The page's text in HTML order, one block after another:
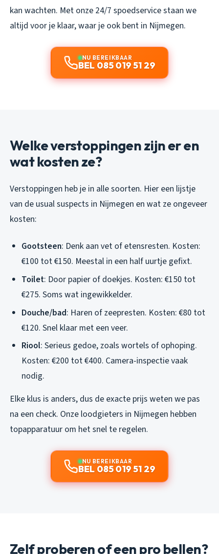
kan wachten. Met onze 24/7 spoedservice staan we
altijd voor je klaar, waar je ook bent in Nijmegen.
NU BEREIKBAAR
BEL 085 019 51 29
Welke verstoppingen zijn er en
wat kosten ze?
Verstoppingen heb je in alle soorten. Hier een lijstje
van de usual suspects in Nijmegen en wat ze ongeveer
kosten:
Gootsteen: Denk aan vet of etensresten. Kosten:
€100 tot €150. Meestal in een half uurtje gefixt.
Toilet: Door papier of doekjes. Kosten: €150 tot
€275. Soms wat ingewikkelder.
Douche/bad: Haren of zeepresten. Kosten: €80 tot
€120. Snel klaar met een veer.
Riool: Serieus gedoe, zoals wortels of ophoping.
Kosten: €200 tot €400. Camera-inspectie vaak
nodig.
Elke klus is anders, dus de exacte prijs weten we pas
na een check. Onze loodgieters in Nijmegen hebben
topapparatuur om het snel te regelen.
NU BEREIKBAAR
BEL 085 019 51 29
Zelf proberen of een pro bellen?